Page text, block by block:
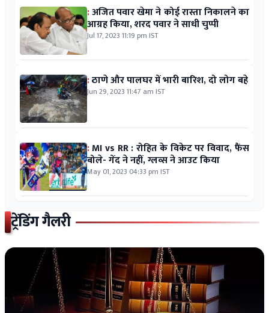
:अजित पवार खेमा ने कोई रास्ता निकालने का
आग्रह किया, शरद पवार ने साधी चुप्पी
Jul 17, 2023 11:19 pm IST
:ठाणे और पालघर में भारी बारिश, दो लोग बहे
Jun 29, 2023 11:47 am IST
:MI vs RR : रोहित के विकेट पर विवाद, फैंस
बोले- गेंद ने नहीं, ग्लव्स ने आउट किया
May 01, 2023 04:33 pm IST
ट्रेंडिंग गैलरी